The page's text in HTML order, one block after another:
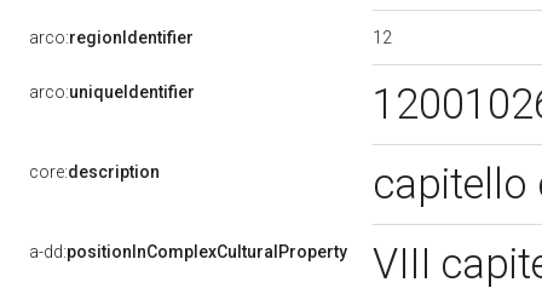
arco:regionIdentifier 12
arco:uniqueIdentifier
core:description capitello
a-dd:positionInComplexCulturalProperty VIII